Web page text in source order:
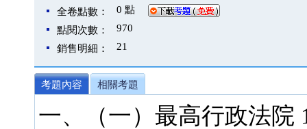
全卷點數：
0 點
點閱次數：
970
銷售明細：
21
考題內容 相關考題
一、（一）最高行政法院